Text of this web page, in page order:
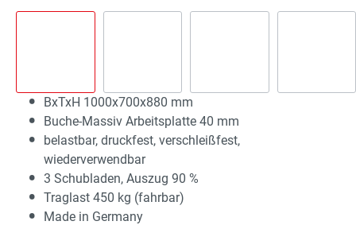
BxTxH 1000x700x880 mm
Buche-Massiv Arbeitsplatte 40 mm
belastbar, druckfest, verschleißfest,
wiederverwendbar
3 Schubladen, Auszug 90 %
Traglast 450 kg (fahrbar)
Made in Germany